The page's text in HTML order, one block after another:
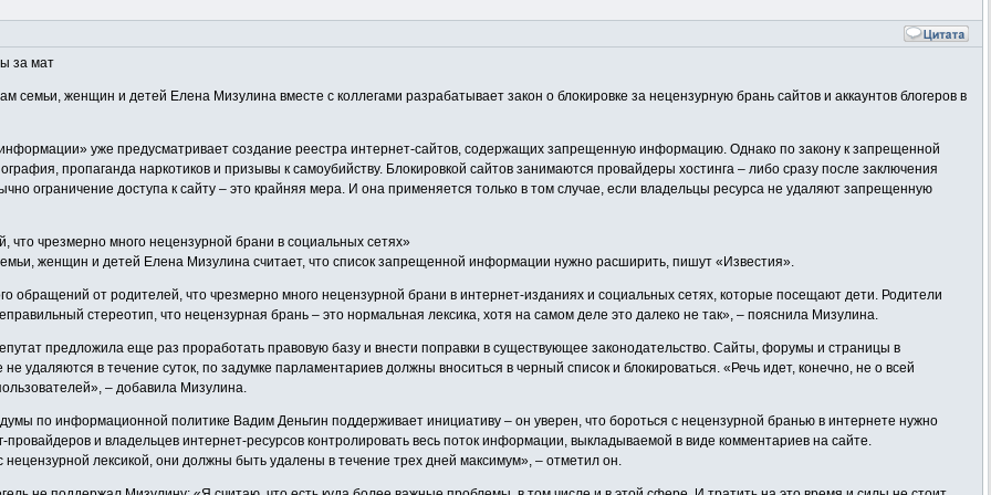
за мат
семьи, женщин и детей Елена Мизулина вместе с коллегами разрабатывает закон о блокировке за нецензурную брань сайтов и аккаунтов блогеров в
уже предусматривает создание реестра интернет-сайтов, содержащих запрещенную информацию. Однако по закону к запрещенной
пропаганда наркотиков и призывы к самоубийству. Блокировкой сайтов занимаются провайдеры хостинга – либо сразу после заключения
ограничение доступа к сайту – это крайняя мера. И она применяется только в том случае, если владельцы ресурса не удаляют запрещенную
что чрезмерно много нецензурной брани в социальных сетях»
женщин и детей Елена Мизулина считает, что список запрещенной информации нужно расширить, пишут «Известия».
обращений от родителей, что чрезмерно много нецензурной брани в интернет-изданиях и социальных сетях, которые посещают дети. Родители
стереотип, что нецензурная брань – это нормальная лексика, хотя на самом деле это далеко не так», – пояснила Мизулина.
предложила еще раз проработать правовую базу и внести поправки в существующее законодательство. Сайты, форумы и страницы в
удаляются в течение суток, по задумке парламентариев должны вноситься в черный список и блокироваться. «Речь идет, конечно, не о всей
– добавила Мизулина.
по информационной политике Вадим Деньгин поддерживает инициативу – он уверен, что бороться с нецензурной бранью в интернете нужно
и владельцев интернет-ресурсов контролировать весь поток информации, выкладываемой в виде комментариев на сайте.
лексикой, они должны быть удалены в течение трех дней максимум», – отметил он.